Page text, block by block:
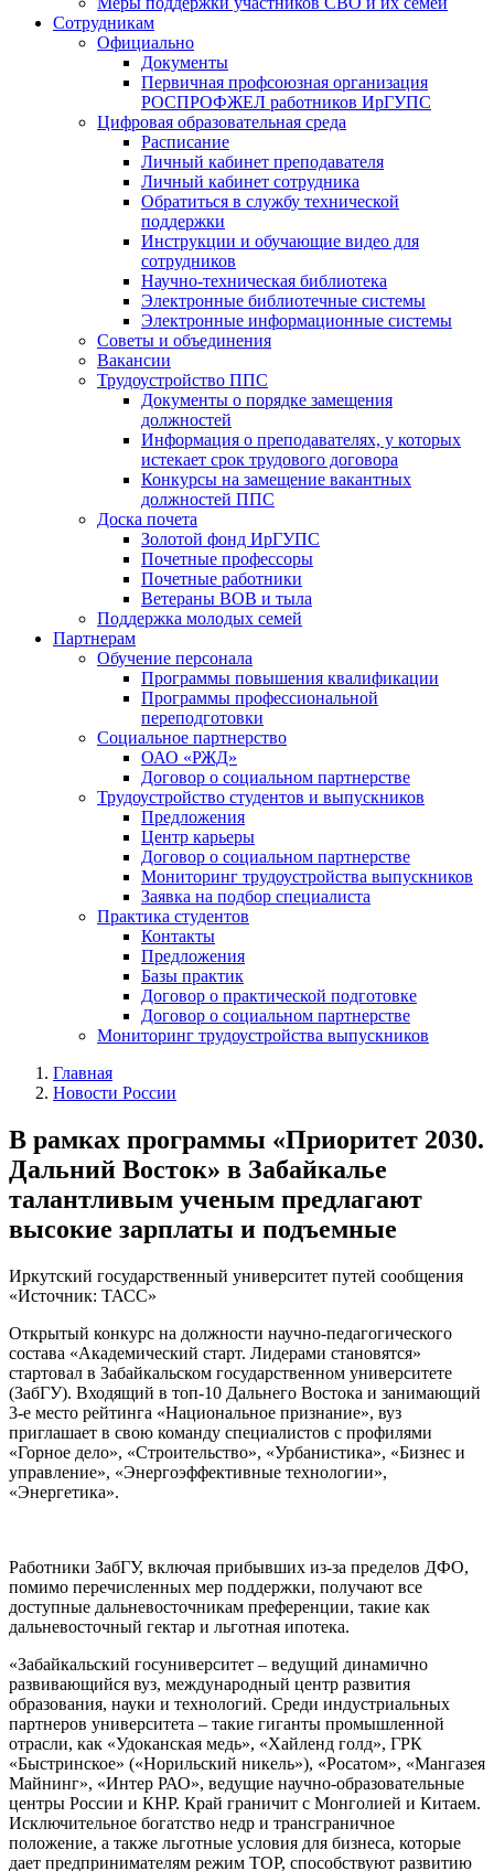
Сотрудникам
Официально
Документы
Первичная профсоюзная организация
РОСПРОФЖЕЛ работников ИрГУПС
Цифровая образовательная среда
Расписание
Личный кабинет преподавателя
Личный кабинет сотрудника
Обратиться в службу технической
поддержки
Инструкции и обучающие видео для
сотрудников
Научно-техническая библиотека
Электронные библиотечные системы
Электронные информационные системы
Советы и объединения
Вакансии
Трудоустройство ППС
Документы о порядке замещения
должностей
Информация о преподавателях, у которых
истекает срок трудового договора
Конкурсы на замещение вакантных
должностей ППС
Доска почета
Золотой фонд ИрГУПС
Почетные профессоры
Почетные работники
Ветераны ВОВ и тыла
Поддержка молодых семей
Партнерам
Обучение персонала
Программы повышения квалификации
Программы профессиональной
переподготовки
Социальное партнерство
ОАО «РЖД»
Договор о социальном партнерстве
Трудоустройство студентов и выпускников
Предложения
Центр карьеры
Договор о социальном партнерстве
Мониторинг трудоустройства выпускников
Заявка на подбор специалиста
Практика студентов
Контакты
Предложения
Базы практик
Договор о практической подготовке
Договор о социальном партнерстве
Мониторинг трудоустройства выпускников
Главная
Новости России
В рамках программы «Приоритет 2030.
Дальний Восток» в Забайкалье
талантливым ученым предлагают
высокие зарплаты и подъемные
Иркутский государственный университет путей сообщения
«Источник: ТАСС»
Открытый конкурс на должности научно-педагогического
состава «Академический старт. Лидерами становятся»
стартовал в Забайкальском государственном университете
(ЗабГУ). Входящий в топ-10 Дальнего Востока и занимающий
3-е место рейтинга «Национальное признание», вуз
приглашает в свою команду специалистов с профилями
«Горное дело», «Строительство», «Урбанистика», «Бизнес и
управление», «Энергоэффективные технологии»,
«Энергетика».
Работники ЗабГУ, включая прибывших из-за пределов ДФО,
помимо перечисленных мер поддержки, получают все
доступные дальневосточникам преференции, такие как
дальневосточный гектар и льготная ипотека.
«Забайкальский госуниверситет – ведущий динамично
развивающийся вуз, международный центр развития
образования, науки и технологий. Среди индустриальных
партнеров университета – такие гиганты промышленной
отрасли, как «Удоканская медь», «Хайленд голд», ГРК
«Быстринское» («Норильский никель»), «Росатом», «Мангазея
Майнинг», «Интер РАО», ведущие научно-образовательные
центры России и КНР. Край граничит с Монголией и Китаем.
Исключительное богатство недр и трансграничное
положение, а также льготные условия для бизнеса, которые
дает предпринимателям режим ТОР, способствуют развитию